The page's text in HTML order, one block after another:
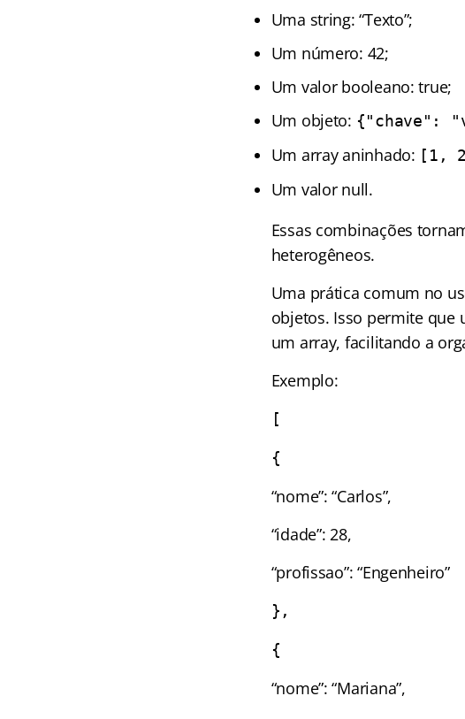
Uma string: “Texto”;
Um número: 42;
Um valor booleano: true;
Um objeto: {"chave":
Um array aninhado: [1,
Um valor null.
Essas combinações
heterogêneos.
Uma prática comum no
objetos. Isso permite que
um array, facilitando a
Exemplo:
[
{
“nome”: “Carlos”,
“idade”: 28,
“profissao”: “Engenheiro”
},
{
“nome”: “Mariana”,